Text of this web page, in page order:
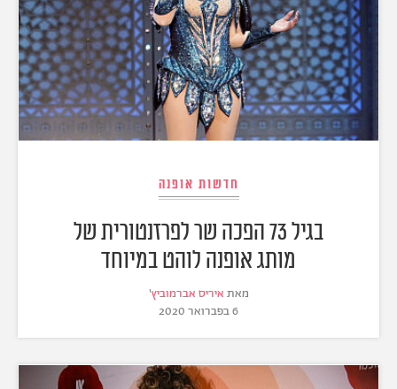
חדשות אופנה
בגיל 73 הפכה שר לפרזנטורית של
מותג אופנה לוהט במיוחד
מאת איריס אברמוביץ'
6 בפברואר 2020